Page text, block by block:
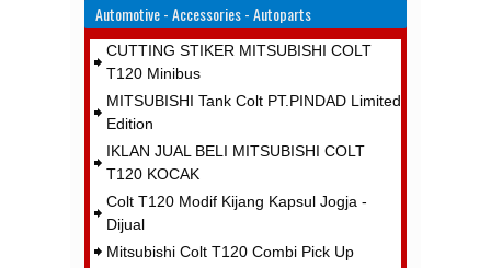
Automotive - Accessories - Autoparts
CUTTING STIKER MITSUBISHI COLT
T120 Minibus
MITSUBISHI Tank Colt PT.PINDAD Limited
Edition
IKLAN JUAL BELI MITSUBISHI COLT
T120 KOCAK
Colt T120 Modif Kijang Kapsul Jogja -
Dijual
Mitsubishi Colt T120 Combi Pick Up